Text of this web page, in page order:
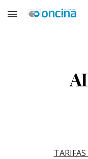
Skip to main content